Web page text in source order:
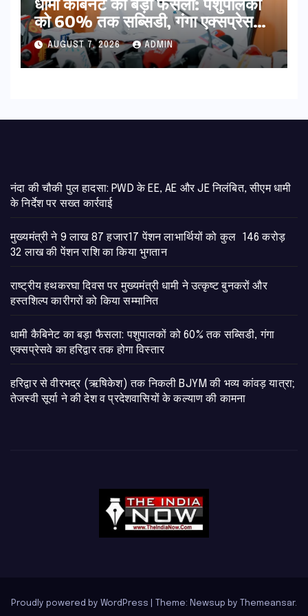
को 60% तक सब्सिडी, गंगा एक्सप्रेसवे
का हरिद्वार तक होगा विस्तार
AUGUST 7, 2026 ADMIN
नंदा की चौकी पुल हादसा: PWD के EE, AE और JE निलंबित, सीएम धामी
के निर्देश पर सख्त कार्रवाई
मुख्यमंत्री ने 9 लाख 87 हजार17 पेंशन लाभार्थियों को कुल 146 करोड़
32 लाख की पेंशन राशि का किया भुगतान
राष्ट्रीय हथकरघा दिवस पर मुख्यमंत्री धामी ने उत्कृष्ट बुनकरों और
हस्तशिल्प कारीगरों को किया सम्मानित
​धामी कैबिनेट का बड़ा फैसला: पशुपालकों को 60% तक सब्सिडी, गंगा
एक्सप्रेसवे का हरिद्वार तक होगा विस्तार
​हरिद्वार से वीरभद्र (ऋषिकेश) तक निकली BJYM की भव्य कांवड़ यात्रा;
तेजस्वी सूर्या ने की देश व प्रदेशवासियों के कल्याण की कामना
Proudly powered by WordPress Theme: Newsup by Themeansar.